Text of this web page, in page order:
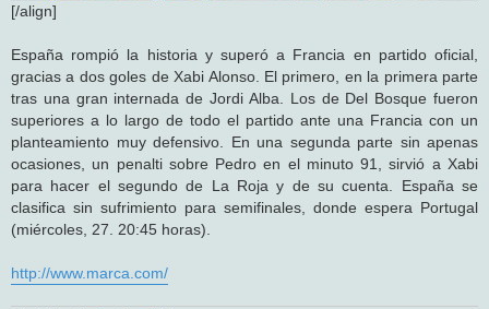
[/align]
España rompió la historia y superó a Francia en partido oficial,
gracias a dos goles de Xabi Alonso. El primero, en la primera parte
tras una gran internada de Jordi Alba. Los de Del Bosque fueron
superiores a lo largo de todo el partido ante una Francia con un
planteamiento muy defensivo. En una segunda parte sin apenas
ocasiones, un penalti sobre Pedro en el minuto 91, sirvió a Xabi
para hacer el segundo de La Roja y de su cuenta. España se
clasifica sin sufrimiento para semifinales, donde espera Portugal
(miércoles, 27. 20:45 horas).
http://www.marca.com/